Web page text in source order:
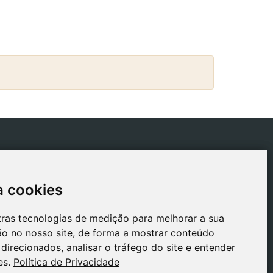
cookies
tecnologias de medição para melhorar a sua
no nosso site, de forma a mostrar conteúdo
analisar o tráfego do site e entender
Política de Privacidade
cookies
tecnologias de medição para melhorar a sua
no nosso site, de forma a mostrar conteúdo
analisar o tráfego do site e entender
Política de Privacidade
de Cookies
de
Legal
Madrid
+34 918 459 877
Segunda a Sexta